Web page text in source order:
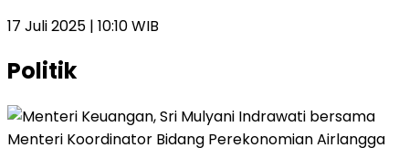
17 Juli 2025 | 10:10 WIB
Politik